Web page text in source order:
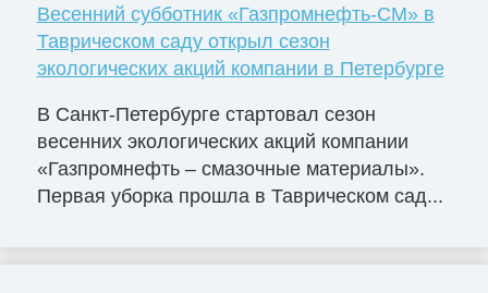
Весенний субботник «Газпромнефть-СМ» в
Таврическом саду открыл сезон
экологических акций компании в Петербурге
В Санкт-Петербурге стартовал сезон
весенних экологических акций компании
«Газпромнефть – смазочные материалы».
Первая уборка прошла в Таврическом сад...